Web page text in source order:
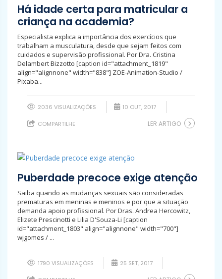
Há idade certa para matricular a
criança na academia?
Especialista explica a importância dos exercícios que
trabalham a musculatura, desde que sejam feitos com
cuidados e supervisão profissional. Por Dra. Cristina
Delambert Bizzotto [caption id="attachment_1819"
align="alignnone" width="838"] ZOE-Animation-Studio /
Pixaba...
2036 VISUALIZAÇÕES 10 OUT, 2017
COMPARTILHE LER ARTIGO
Puberdade precoce exige atenção
Saiba quando as mudanças sexuais são consideradas
prematuras em meninas e meninos e por que a situação
demanda apoio profissional. Por Dras. Andrea Hercowitz,
Elizete Prescinotti e Lilia D'Souza-Li [caption
id="attachment_1803" align="alignnone" width="700"]
wjgomes / ...
1790 VISUALIZAÇÕES 25 SET, 2017